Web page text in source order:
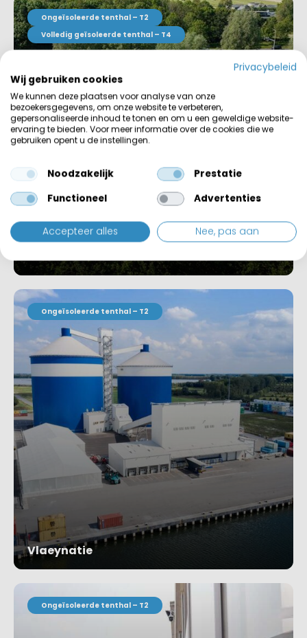
Ongeïsoleerde tenthal – T2
Volledig geïsoleerde tenthal – T4
Rietveld Pallets
Ongeïsoleerde tenthal – T2
Vlaeynatie
Ongeïsoleerde tenthal – T2
Privacybeleid
Wij gebruiken cookies
We kunnen deze plaatsen voor analyse van onze
bezoekersgegevens, om onze website te verbeteren,
gepersonaliseerde inhoud te tonen en om u een geweldige website-
ervaring te bieden. Voor meer informatie over de cookies die we
gebruiken opent u de instellingen.
Noodzakelijk
Prestatie
Functioneel
Advertenties
Accepteer alles Nee, pas aan